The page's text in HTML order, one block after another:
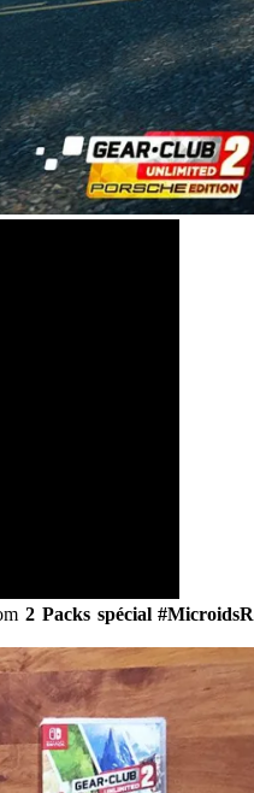
2 Packs spécial